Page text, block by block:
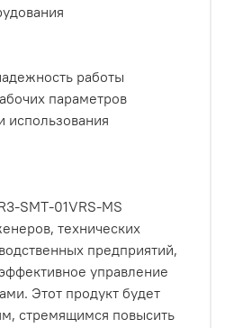
работы
параметров
использования
SMT-01VRS-MS
технических
предприятий,
управление
Этот продукт будет
стремящимся повысить